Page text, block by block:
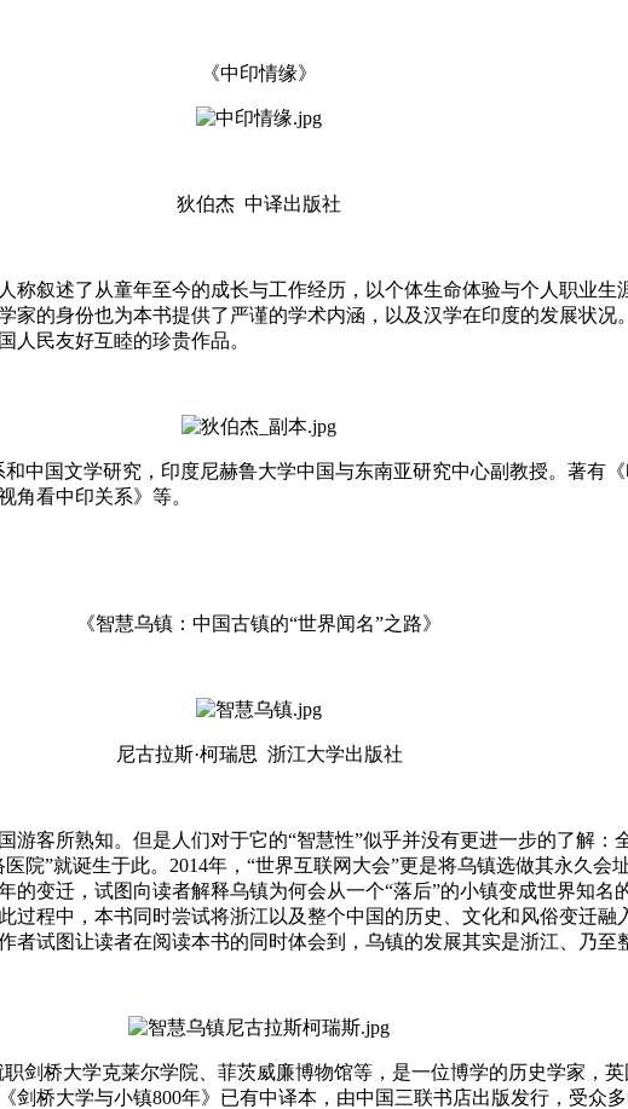
《中印情缘》
狄伯杰 中译出版社
称叙述了从童年至今的成长与工作经历，以个体生命体验与个人职业
的身份也为本书提供了严谨的学术内涵，以及汉学在印度的发展状况
人民友好互睦的珍贵作品。
中国文学研究，印度尼赫鲁大学中国与东南亚研究中心副教授。著有
角看中印关系》等。
《智慧乌镇：中国古镇的“世界闻名”之路》
尼古拉斯·柯瑞思 浙江大学出版社
客所熟知。但是人们对于它的“智慧性”似乎并没有更进一步的了解：
”就诞生于此。2014年，“世界互联网大会”更是将乌镇选做其永久会
变迁，试图向读者解释乌镇为何会从一个“落后”的小镇变成世界知名
过程中，本书同时尝试将浙江以及整个中国的历史、文化和风俗变迁
试图让读者在阅读本书的同时体会到，乌镇的发展其实是浙江、乃至
剑桥大学克莱尔学院、菲茨威廉博物馆等，是一位博学的历史学家，英
桥大学与小镇800年》已有中译本，由中国三联书店出版发行，受众